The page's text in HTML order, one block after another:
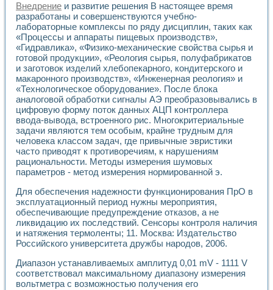
Применение LabVIEW при разработке обучающих
Разработка виртуальных тренажеров путем
Система блокировок, сигнализации и защиты ускорителя
Система сбора данных и управления процессом
Управление температурой газовой среды специальной
Разработка программного обеспечения с
Использование технологий NATIONAL INSTRUMENTS
Оборудование для промышленной термотрансферной
Автоматизация реометрических исследований на базе
Применение измерителя иммитанса для исследова¬ния
Исследование электромагнитных переходных процессов
Стенд для исследования электрических переходных
Автоматизация контроля сварных швов на базе
Измерительный контроль с применением
Моделирование надежности и эффективности систем
Автоматизация лабораторного стенда по измерению
Автоматизированные лабораторные комплексы для
Виртуальный прибор для исследования нелинейных
Использование виртуальных приборов в процесе
Использование программ ELECTRONICS WORKBENCH-
Лабораторный практикум по дисциплине «Цифровые
Лабораторный практикум по ИНС на основе LabVIEW
Лабораторный практикум по основам теории коммутации
Опыт использования NI LabVIEW для создания
Внедрение и развитие решения В настоящее время
разработаны и совершенствуются учебно-
лабораторные комплексы по ряду дисциплин, таких как
«Процессы и аппараты пищевых производств»,
«Гидравлика», «Физико-механические свойства сырья и
готовой продукции», «Реология сырья, полуфабрикатов
и заготовок изделий хлебопекарного, кондитерского и
макаронного производств», «Инженерная реология» и
«Технологическое оборудование». После блока
аналоговой обработки сигналы АЭ преобразовывались в
цифровую форму поток данных АЦП контроллера
ввода-вывода, встроенного рис. Многокритериальные
задачи являются тем особым, крайне трудным для
человека классом задач, где привычные эвристики
часто приводят к противоречиям, к нарушениям
рациональности. Методы измерения шумовых
параметров - метод измерения нормированной э.
Для обеспечения надежности функционирования ПрО в
эксплуатационный период нужны мероприятия,
обеспечивающие предупреждение отказов, а не
ликвидацию их последствий. Сенсоры контроля наличия
и натяжения термоленты; 11. Москва: Издательство
Российского университета дружбы народов, 2006.
Диапазон устанавливаемых амплитуд 0,01 mV - 1111 V
соответствовал максимальному диапазону измерения
вольтметра с возможностью получения его